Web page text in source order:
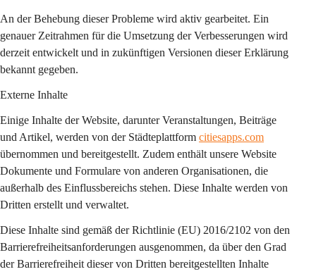
An der Behebung dieser Probleme wird aktiv gearbeitet. Ein
genauer Zeitrahmen für die Umsetzung der Verbesserungen wird
derzeit entwickelt und in zukünftigen Versionen dieser Erklärung
bekannt gegeben.
Externe Inhalte
Einige Inhalte der Website, darunter Veranstaltungen, Beiträge
und Artikel, werden von der Städteplattform citiesapps.com
übernommen und bereitgestellt. Zudem enthält unsere Website
Dokumente und Formulare von anderen Organisationen, die
außerhalb des Einflussbereichs stehen. Diese Inhalte werden von
Dritten erstellt und verwaltet.
Diese Inhalte sind gemäß der Richtlinie (EU) 2016/2102 von den
Barrierefreiheitsanforderungen ausgenommen, da über den Grad
der Barrierefreiheit dieser von Dritten bereitgestellten Inhalte